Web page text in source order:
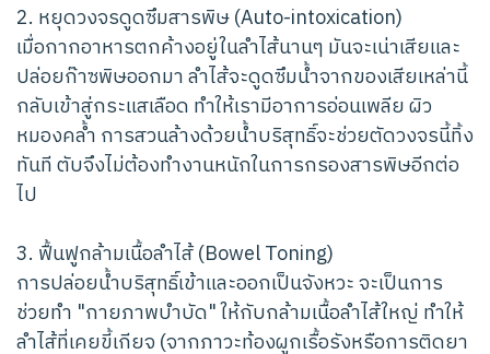
2. หยุดวงจรดูดซึมสารพิษ (Auto-intoxication)
เมื่อกากอาหารตกค้างอยู่ในลำไส้นานๆ มันจะเน่าเสียและ
ปล่อยก๊าซพิษออกมา ลำไส้จะดูดซึมน้ำจากของเสียเหล่านี้
กลับเข้าสู่กระแสเลือด ทำให้เรามีอาการอ่อนเพลีย ผิว
หมองคล้ำ การสวนล้างด้วยน้ำบริสุทธิ์จะช่วยตัดวงจรนี้ทิ้ง
ทันที ตับจึงไม่ต้องทำงานหนักในการกรองสารพิษอีกต่อ
ไป
3. ฟื้นฟูกล้ามเนื้อลำไส้ (Bowel Toning)
การปล่อยน้ำบริสุทธิ์เข้าและออกเป็นจังหวะ จะเป็นการ
ช่วยทำ "กายภาพบำบัด" ให้กับกล้ามเนื้อลำไส้ใหญ่ ทำให้
ลำไส้ที่เคยขี้เกียจ (จากภาวะท้องผูกเรื้อรังหรือการติดยา